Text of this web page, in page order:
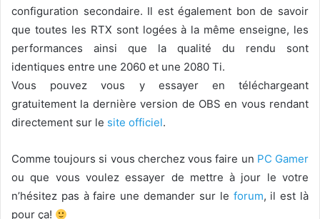
configuration secondaire. Il est également bon de savoir
que toutes les RTX sont logées à la même enseigne, les
performances ainsi que la qualité du rendu sont
identiques entre une 2060 et une 2080 Ti.
Vous pouvez vous y essayer en téléchargeant
gratuitement la dernière version de OBS en vous rendant
directement sur le site officiel.
Comme toujours si vous cherchez vous faire un PC Gamer
ou que vous voulez essayer de mettre à jour le votre
n’hésitez pas à faire une demander sur le forum, il est là
pour ça!